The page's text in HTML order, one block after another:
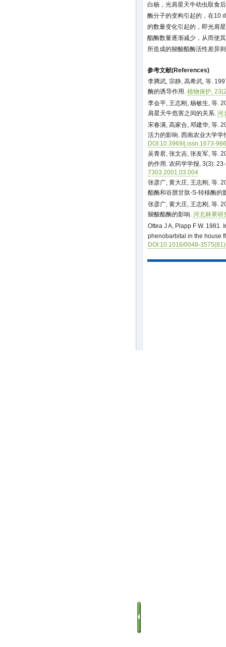
白杨，光肩星天牛幼虫取食
酶分子的变构引起的，在10
的数量变化引起的，即光肩
酯酶数量逐渐减少，从而使
所造成的羧酸酯酶活性差异
参考文献(References)
李腾武, 宗静, 高希武, 等.
酶的诱导作用. 植物保护,
李会平, 王志刚, 杨敏生, 等.
肩星天牛危害之间的关系. 河
宋春满, 高家合, 邓建华, 等.
活力的影响. 西南农业大学
DOI:10.3969/j.issn.1673-
吴青君, 张文吉, 张友军, 等.
的作用. 农药学学报, 3(3):
7303.2001.03.004
张彦广, 黄大庄, 王志刚, 等.
酯酶和谷胱甘肽-S-转移酶的
张彦广, 黄大庄, 王志刚, 等.
羧酸酯酶的影响. 河北林果研
Ottea J A, Plapp F W. 1981.
phenobarbital in the house
DOI:10.1016/0048-